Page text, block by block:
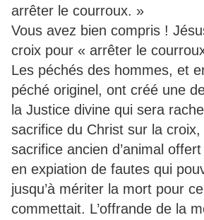
arrêter le courroux. »
Vous avez bien compris !
croix pour « arrêter le
Les péchés des hommes, et
péché originel, ont créé une
la Justice divine qui sera
sacrifice du Christ sur la croix,
sacrifice ancien d’animal
en expiation de fautes qui
jusqu’à mériter la mort pour
commettait. L’offrande de la